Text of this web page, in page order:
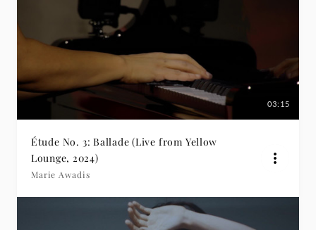
03:15
Étude No. 3: Ballade (Live from Yellow
Lounge, 2024)
Marie Awadis